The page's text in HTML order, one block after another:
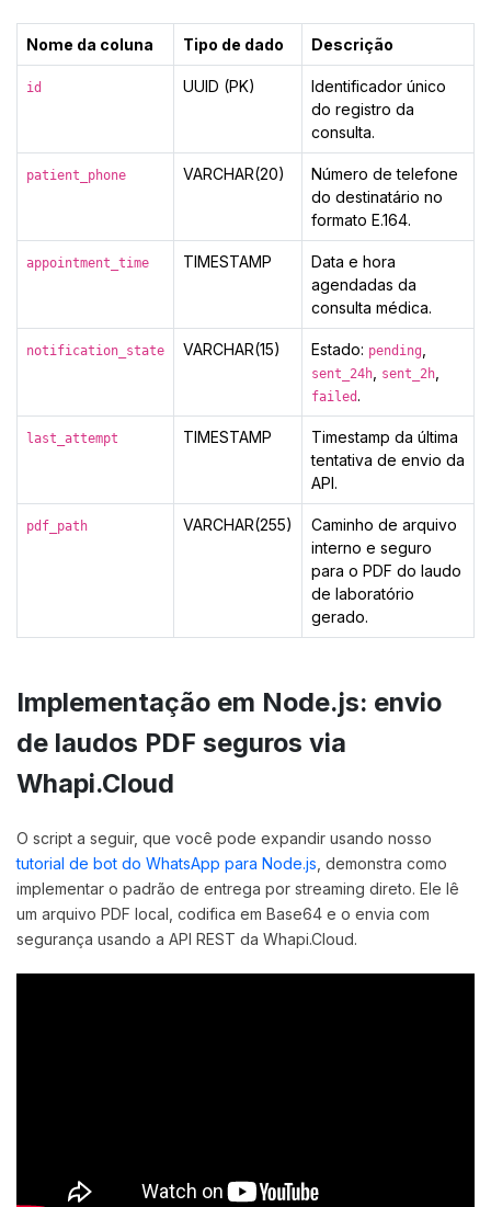
Nome da coluna Tipo de dado Descrição
id UUID (PK)
Identificador único
do registro da
consulta.
patient_phone VARCHAR(20)
Número de telefone
do destinatário no
formato E.164.
appointment_time TIMESTAMP
Data e hora
agendadas da
consulta médica.
notification_state VARCHAR(15) Estado: pending
sent_24h sent_2h
failed .
last_attempt TIMESTAMP
Timestamp da última
tentativa de envio da
API.
pdf_path VARCHAR(255)
Caminho de arquivo
interno e seguro
para o PDF do laudo
de laboratório
gerado.
Implementação em Node.js: envio
de laudos PDF seguros via
Whapi.Cloud
O script a seguir, que você pode expandir usando nosso
tutorial de bot do WhatsApp para Node.js , demonstra como
implementar o padrão de entrega por streaming direto. Ele lê
um arquivo PDF local, codifica em Base64 e o envia com
segurança usando a API REST da Whapi.Cloud.